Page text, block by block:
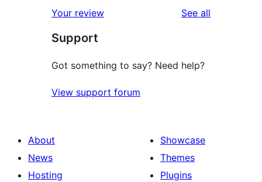
Your review See all
Support
Got something to say? Need help?
View support forum
About
News
Hosting
Showcase
Themes
Plugins